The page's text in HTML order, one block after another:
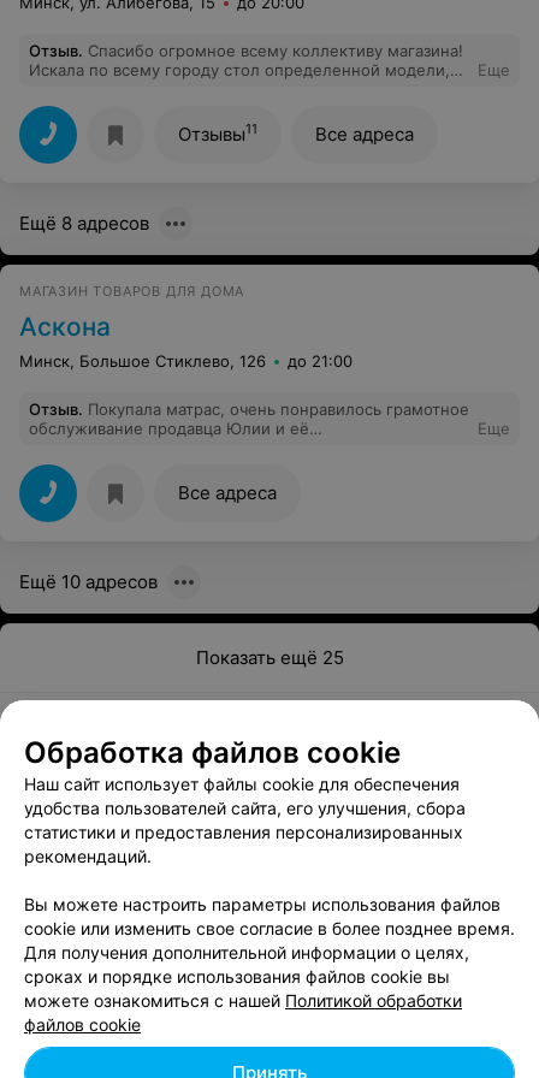
Отзыв. Спасибо огромное всему коллективу магазина!
Искала по всему городу стол определенной модели,
любезно проконсультировал продавец Павел(даже
выслал через Viber фото нужного мне стола). Приехала
с другого конца города и стала счастливой
обладательницей нужной мне вещи!В магазине
будет понравившейся вам вещи Пинскдрев, то там она
Еще
Отзывы11 Все адреса
Ещё 8 адресов
МАГАЗИН ТОВАРОВ ДЛЯ ДОМА
Аскона
Минск, Большое Стиклево, 126 до 21:00
Отзыв. Покупала матрас, очень понравилось грамотное
обслуживание продавца Юлии и её
Еще
Все адреса
Ещё 10 адресов
Показать ещё 25
Мебельные магазины в Минске предлагают разнообразную
продукцию тем, кто желает обновить интерьер или мечтает
о стильной квартире. Салоны предлагают продукцию
других отечественных или зарубежных фабрик, являясь их
дилерами.
Для изготовления гарнитуров применяются массив дерева
(дуб, ясень, сосна, бук, клен, вишня и др.),
древесноволокнистые и древесно-стружечные плиты,
природный и искусственный камень, стекло, пластик,
металл и многие другие материалы. Совершенно
Обработка файлов cookie
Наш сайт использует файлы cookie для обеспечения
удобства пользователей сайта, его улучшения, сбора
статистики и предоставления персонализированных
рекомендаций.
Вы можете настроить параметры использования файлов
cookie или изменить свое согласие в более позднее время.
Для получения дополнительной информации о целях,
сроках и порядке использования файлов cookie вы
можете ознакомиться с нашей Политикой обработки
файлов cookie
Принять